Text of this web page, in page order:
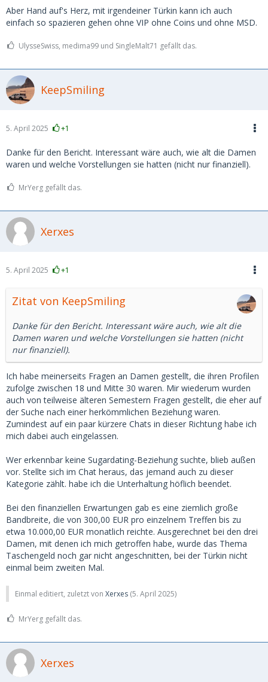
Aber Hand auf's Herz, mit irgendeiner Türkin kann ich auch
einfach so spazieren gehen ohne VIP ohne Coins und ohne MSD.
UlysseSwiss, medima99 und SingleMalt71 gefällt das.
KeepSmiling
5. April 2025 +1
Danke für den Bericht. Interessant wäre auch, wie alt die Damen
waren und welche Vorstellungen sie hatten (nicht nur finanziell).
MrYerg gefällt das.
Xerxes
5. April 2025 +1
Zitat von KeepSmiling
Danke für den Bericht. Interessant wäre auch, wie alt die
Damen waren und welche Vorstellungen sie hatten (nicht
nur finanziell).
Ich habe meinerseits Fragen an Damen gestellt, die ihren Profilen
zufolge zwischen 18 und Mitte 30 waren. Mir wiederum wurden
auch von teilweise älteren Semestern Fragen gestellt, die eher auf
der Suche nach einer herkömmlichen Beziehung waren.
Zumindest auf ein paar kürzere Chats in dieser Richtung habe ich
mich dabei auch eingelassen.
Wer erkennbar keine Sugardating-Beziehung suchte, blieb außen
vor. Stellte sich im Chat heraus, das jemand auch zu dieser
Kategorie zählt. habe ich die Unterhaltung höflich beendet.
Bei den finanziellen Erwartungen gab es eine ziemlich große
Bandbreite, die von 300,00 EUR pro einzelnem Treffen bis zu
etwa 10.000,00 EUR monatlich reichte. Ausgerechnet bei den drei
Damen, mit denen ich mich getroffen habe, wurde das Thema
Taschengeld noch gar nicht angeschnitten, bei der Türkin nicht
einmal beim zweiten Mal.
Einmal editiert, zuletzt von Xerxes (5. April 2025)
MrYerg gefällt das.
Xerxes